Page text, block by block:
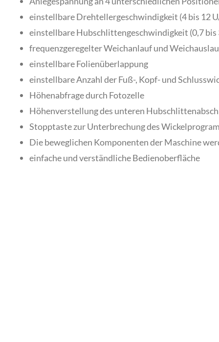
einstellbare Drehtellergeschwindigkeit (4 bis 12
einstellbare Hubschlittengeschwindigkeit (0,7
frequenzgeregelter Weichanlauf und
einstellbare Folienüberlappung
einstellbare Anzahl der Fuß-, Kopf- und
Höhenabfrage durch Fotozelle
Höhenverstellung des unteren
Stopptaste zur Unterbrechung des
Die beweglichen Komponenten der Maschine
einfache und verständliche Bedienoberfläche